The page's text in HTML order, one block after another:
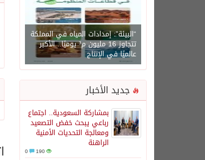
“البيئة”: إمدادات المياه في المملكة
تتجاوز 16 مليون م³ يوميًا.. الأكبر
عالميًا في الإنتاج
جديد الأخبار
بمشاركة السعودية.. اجتماع
رباعي يبحث خفض التصعيد
ومعالجة التحديات الأمنية
الراهنة
190